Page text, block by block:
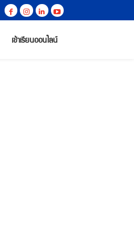
เข้าเรียนออนไลน์